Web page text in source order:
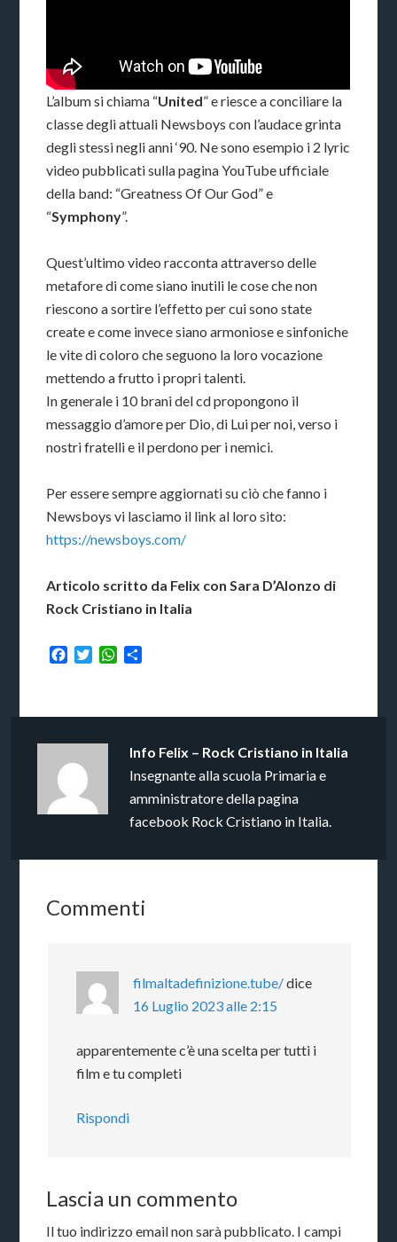
L’album si chiama “United” e riesce a conciliare la
classe degli attuali Newsboys con l’audace grinta
degli stessi negli anni ‘90. Ne sono esempio i 2 lyric
video pubblicati sulla pagina YouTube ufficiale
della band: “Greatness Of Our God” e
“Symphony”.
Quest’ultimo video racconta attraverso delle
metafore di come siano inutili le cose che non
riescono a sortire l’effetto per cui sono state
create e come invece siano armoniose e sinfoniche
le vite di coloro che seguono la loro vocazione
mettendo a frutto i propri talenti.
In generale i 10 brani del cd propongono il
messaggio d’amore per Dio, di Lui per noi, verso i
nostri fratelli e il perdono per i nemici.
Per essere sempre aggiornati su ciò che fanno i
Newsboys vi lasciamo il link al loro sito:
https://newsboys.com/
Articolo scritto da Felix con Sara D’Alonzo di
Rock Cristiano in Italia
Facebook
TwitterWhatsApp
Info Felix – Rock Cristiano in Italia
Insegnante alla scuola Primaria e
amministratore della pagina
facebook Rock Cristiano in Italia.
Commenti
filmaltadefinizione.tube/dice
16 Luglio 2023 alle 2:15
apparentemente c’è una scelta per tutti i
film e tu completi
Rispondi
Lascia un commento
Il tuo indirizzo email non sarà pubblicato. I campi